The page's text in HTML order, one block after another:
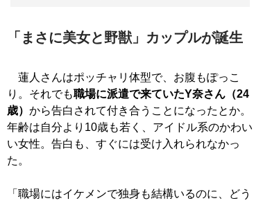
「まさに美女と野獣」カップルが誕生
蓮人さんはポッチャリ体型で、お腹もぽっこ
り。それでも職場に派遣で来ていたY奈さん（24
歳） から告白されて付き合うことになったとか。
年齢は自分より10歳も若く、アイドル系のかわい
い女性。告白も、すぐには受け入れられなかっ
た。
「職場にはイケメンで独身も結構いるのに、どう